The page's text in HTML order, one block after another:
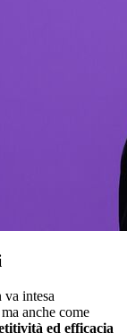
intesa
anche come
ed efficacia